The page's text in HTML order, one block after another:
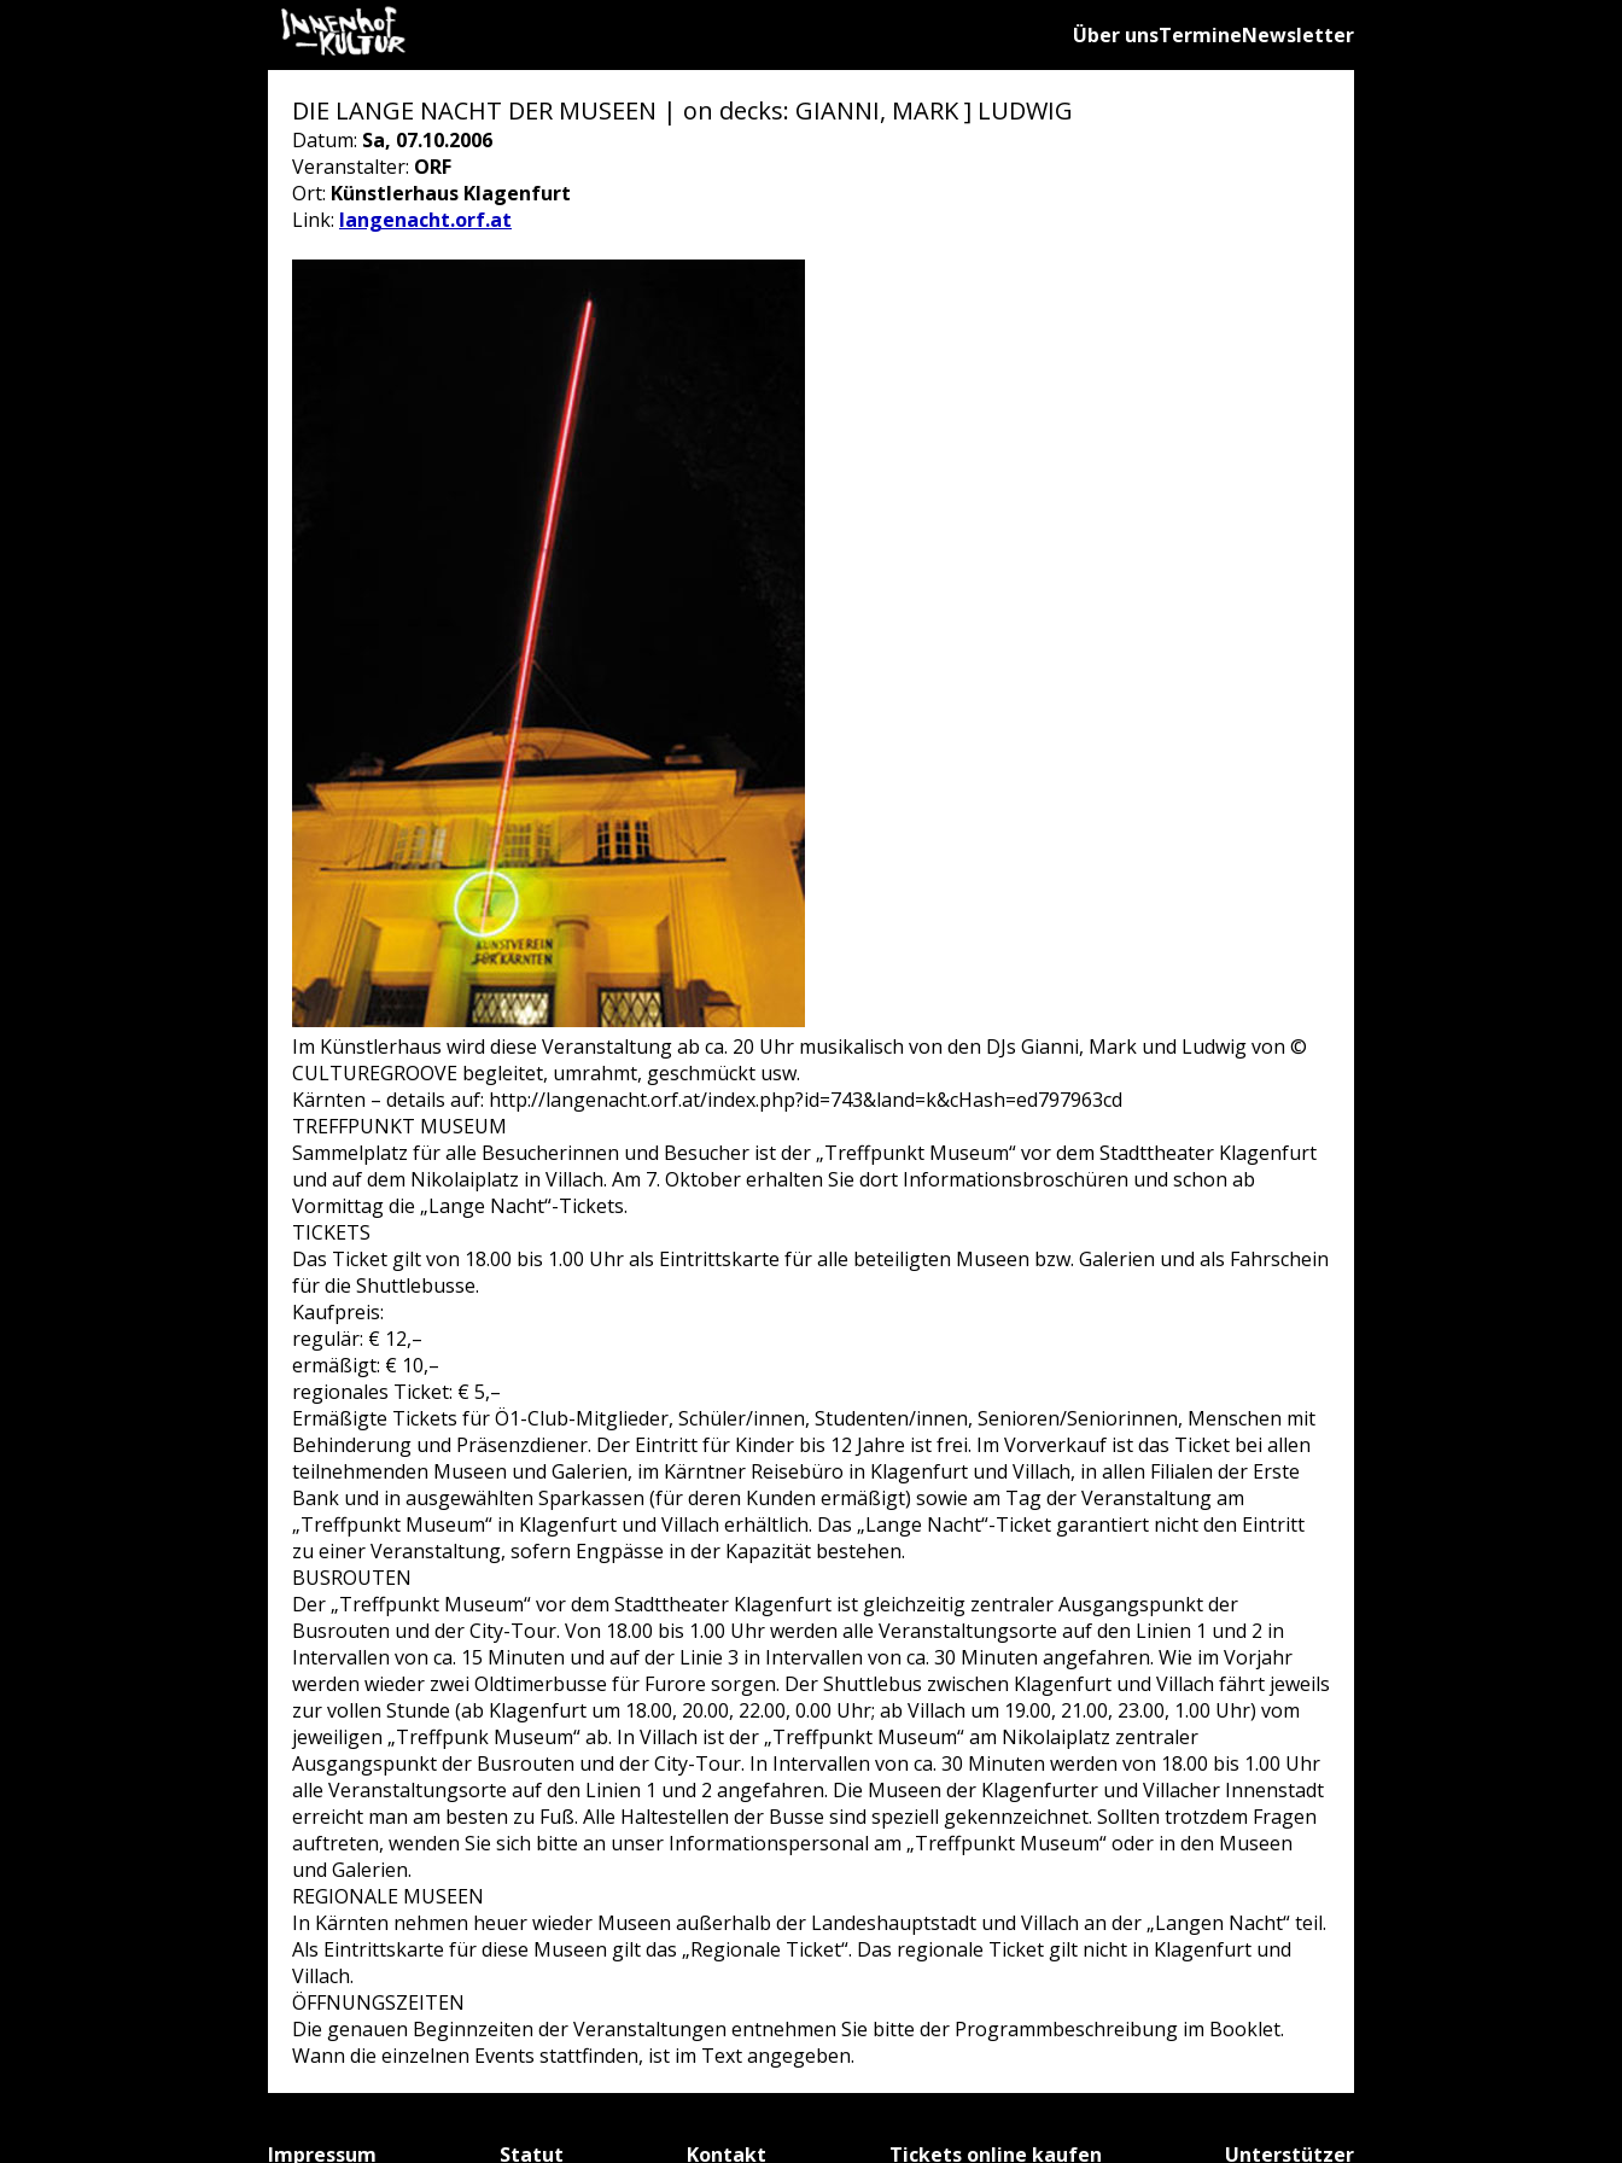
Über unsTermineNewsletter
DIE LANGE NACHT DER MUSEEN | on decks: GIANNI, MARK ] LUDWIG
Datum: Sa, 07.10.2006
Veranstalter: ORF
Ort: Künstlerhaus Klagenfurt
Link: langenacht.orf.at
Im Künstlerhaus wird diese Veranstaltung ab ca. 20 Uhr musikalisch von den DJs Gianni, Mark und Ludwig von ©
CULTUREGROOVE begleitet, umrahmt, geschmückt usw.
Kärnten – details auf: http://langenacht.orf.at/index.php?id=743&land=k&cHash=ed797963cd
TREFFPUNKT MUSEUM
Sammelplatz für alle Besucherinnen und Besucher ist der „Treffpunkt Museum“ vor dem Stadttheater Klagenfurt
und auf dem Nikolaiplatz in Villach. Am 7. Oktober erhalten Sie dort Informationsbroschüren und schon ab
Vormittag die „Lange Nacht“-Tickets.
TICKETS
Das Ticket gilt von 18.00 bis 1.00 Uhr als Eintrittskarte für alle beteiligten Museen bzw. Galerien und als Fahrschein
für die Shuttlebusse.
Kaufpreis:
regulär: € 12,–
ermäßigt: € 10,–
regionales Ticket: € 5,–
Ermäßigte Tickets für Ö1-Club-Mitglieder, Schüler/innen, Studenten/innen, Senioren/Seniorinnen, Menschen mit
Behinderung und Präsenzdiener. Der Eintritt für Kinder bis 12 Jahre ist frei. Im Vorverkauf ist das Ticket bei allen
teilnehmenden Museen und Galerien, im Kärntner Reisebüro in Klagenfurt und Villach, in allen Filialen der Erste
Bank und in ausgewählten Sparkassen (für deren Kunden ermäßigt) sowie am Tag der Veranstaltung am
„Treffpunkt Museum“ in Klagenfurt und Villach erhältlich. Das „Lange Nacht“-Ticket garantiert nicht den Eintritt
zu einer Veranstaltung, sofern Engpässe in der Kapazität bestehen.
BUSROUTEN
Der „Treffpunkt Museum“ vor dem Stadttheater Klagenfurt ist gleichzeitig zentraler Ausgangspunkt der
Busrouten und der City-Tour. Von 18.00 bis 1.00 Uhr werden alle Veranstaltungsorte auf den Linien 1 und 2 in
Intervallen von ca. 15 Minuten und auf der Linie 3 in Intervallen von ca. 30 Minuten angefahren. Wie im Vorjahr
werden wieder zwei Oldtimerbusse für Furore sorgen. Der Shuttlebus zwischen Klagenfurt und Villach fährt jeweils
zur vollen Stunde (ab Klagenfurt um 18.00, 20.00, 22.00, 0.00 Uhr; ab Villach um 19.00, 21.00, 23.00, 1.00 Uhr) vom
jeweiligen „Treffpunk Museum“ ab. In Villach ist der „Treffpunkt Museum“ am Nikolaiplatz zentraler
Ausgangspunkt der Busrouten und der City-Tour. In Intervallen von ca. 30 Minuten werden von 18.00 bis 1.00 Uhr
alle Veranstaltungsorte auf den Linien 1 und 2 angefahren. Die Museen der Klagenfurter und Villacher Innenstadt
erreicht man am besten zu Fuß. Alle Haltestellen der Busse sind speziell gekennzeichnet. Sollten trotzdem Fragen
auftreten, wenden Sie sich bitte an unser Informationspersonal am „Treffpunkt Museum“ oder in den Museen
und Galerien.
REGIONALE MUSEEN
In Kärnten nehmen heuer wieder Museen außerhalb der Landeshauptstadt und Villach an der „Langen Nacht“ teil.
Als Eintrittskarte für diese Museen gilt das „Regionale Ticket“. Das regionale Ticket gilt nicht in Klagenfurt und
Villach.
ÖFFNUNGSZEITEN
Die genauen Beginnzeiten der Veranstaltungen entnehmen Sie bitte der Programmbeschreibung im Booklet.
Wann die einzelnen Events stattfinden, ist im Text angegeben.
Impressum Statut Kontakt Tickets online kaufen Unterstützer